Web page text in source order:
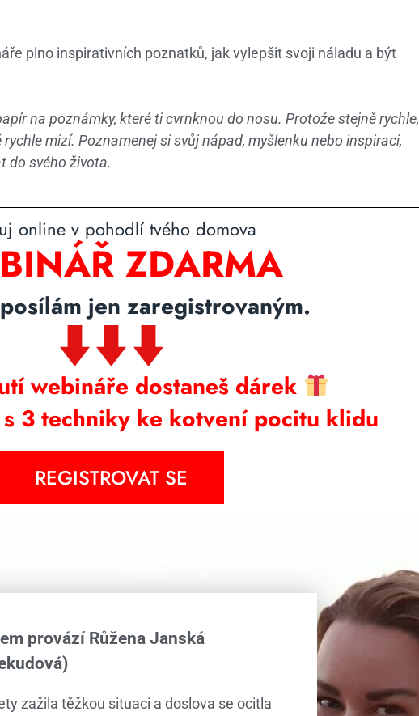
plno inspirativních poznatků, jak vylepšit svoji náladu a být
na poznámky, které ti cvrnknou do nosu. Protože stejně rychle,
mizí. Poznamenej si svůj nápad, myšlenku nebo inspiraci,
do svého života.
online v pohodlí tvého domova
ZDARMA
jen zaregistrovaným.
webináře dostaneš dárek
s 3 techniky ke kotvení pocitu klidu
REGISTROVAT SE
provází Růžena Janská
zažila těžkou situaci a doslova se ocitla